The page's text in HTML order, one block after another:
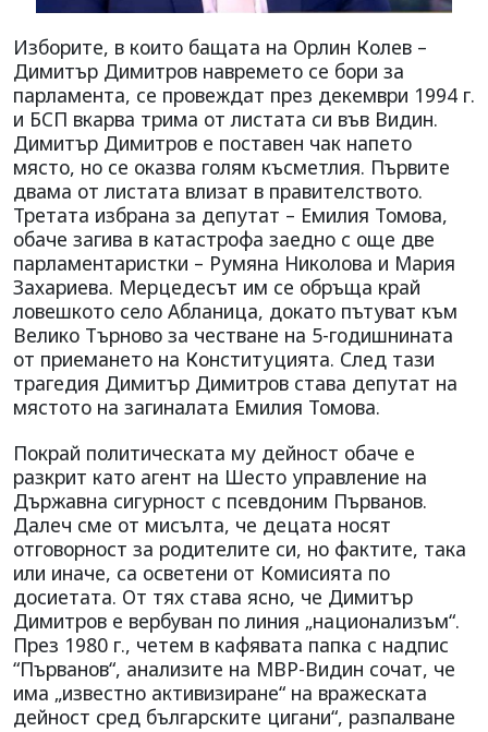
Изборите, в които бащата на Орлин Колев –
Димитър Димитров навремето се бори за
парламента, се провеждат през декември 1994 г.
и БСП вкарва трима от листата си във Видин.
Димитър Димитров е поставен чак напето
място, но се оказва голям късметлия. Първите
двама от листата влизат в правителството.
Третата избрана за депутат – Емилия Томова,
обаче загива в катастрофа заедно с още две
парламентаристки – Румяна Николова и Мария
Захариева. Мерцедесът им се обръща край
ловешкото село Абланица, докато пътуват към
Велико Търново за честване на 5-годишнината
от приемането на Конституцията. След тази
трагедия Димитър Димитров става депутат на
мястото на загиналата Емилия Томова.
Покрай политическата му дейност обаче е
разкрит като агент на Шесто управление на
Държавна сигурност с псевдоним Първанов.
Далеч сме от мисълта, че децата носят
отговорност за родителите си, но фактите, така
или иначе, са осветени от Комисията по
досиетата. От тях става ясно, че Димитър
Димитров е вербуван по линия „национализъм“.
През 1980 г., четем в кафявата папка с надпис
“Първанов“, анализите на МВР-Видин сочат, че
има „известно активизиране“ на вражеската
дейност сред българските цигани“, разпалване